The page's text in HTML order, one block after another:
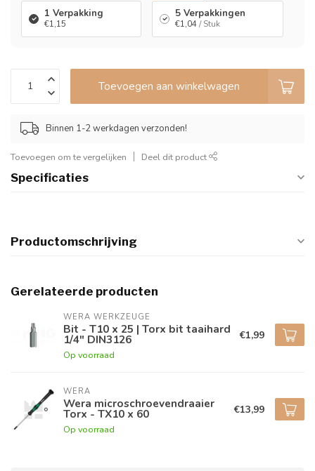
1 Verpakking
€1,15
5 Verpakkingen
€1,04/ Stuk
Toevoegen aan winkelwagen
Binnen 1-2 werkdagen verzonden!
Toevoegen om te vergelijken Deel dit product
Specificaties
Productomschrijving
Gerelateerde producten
WERA WERKZEUGE
Bit - T10 x 25 | Torx bit taaihard
1/4" DIN3126
Op voorraad
€1,99
WERA
Wera microschroevendraaier
Torx - TX10 x 60
Op voorraad
€13,99